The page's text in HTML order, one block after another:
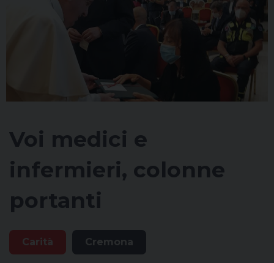
Voi medici e
infermieri, colonne
portanti
Carità Cremona